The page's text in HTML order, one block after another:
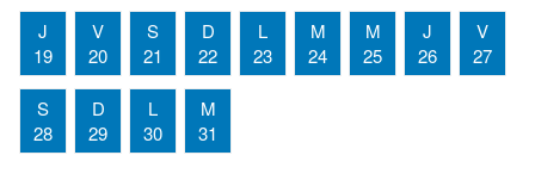
J
19
V
20
S
21
D
22
L
23
M
24
M
25
J
26
V
27
S
28
D
29
L
30
M
31